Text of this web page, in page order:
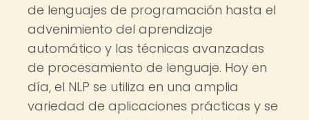
de lenguajes de programación hasta el
advenimiento del aprendizaje
automático y las técnicas avanzadas
de procesamiento de lenguaje. Hoy en
día, el NLP se utiliza en una amplia
variedad de aplicaciones prácticas y se